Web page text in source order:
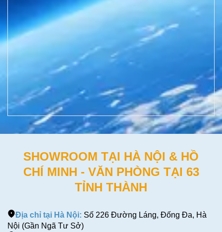
SHOWROOM TẠI HÀ NỘI & HỒ
CHÍ MINH - VĂN PHÒNG TẠI 63
TỈNH THÀNH
Địa chỉ tại Hà Nội: Số 226 Đường Láng, Đống Đa, Hà
Nội (Gần Ngã Tư Sở)